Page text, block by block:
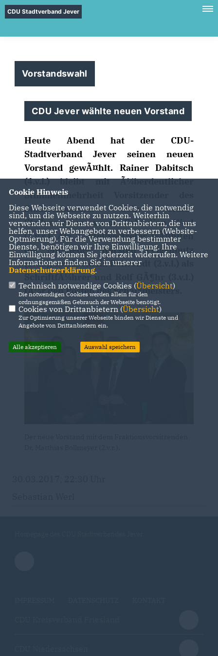
CDU Stadtverband Jever
Vorstandswahl
CDU Jever wählte neuen Vorstand
Heute Abend hat der CDU-
Stadtverband Jever seinen neuen
Vorstand gewÃ¤hlt. Rainer Dabitsch
(4.v.l.) bleibt mit Ã¼berdeutlicher
Stimmenmehrheit Vorsitzender des
Stadtverbandes. Sein erster
Stellvertreter wurde Sebastian Werl
(1.v.r.). Als 2. Stellvertreter wÃ¤hlten
die Mitglieder Karsten Feigenbutz
(1.v.l.), sowie Addik Behrendt (2.v.l.) als
SchriftfÃ¼hrer und Rolf GÃ¶hr (3.v.l.)
fÃ¼r den Posten des Schatzmeisters.
Cookie Hinweis
Diese Webseite verwendet Cookies, die notwendig
sind, um die Webseite zu nutzen. Weiterhin
verwenden wir Dienste von Drittanbietern, die uns
helfen, unser Webangebot zu verbessern (Website-
Optmierung). Für die Verwendung bestimmter
Dienste, benötigen wir Ihre Einwilligung. Ihre
Einwilligung können Sie jederzeit widerrufen. Weitere
Informationen finden Sie in unserer
Datenschutzerklärung.
Technisch notwendige Cookies (Übersicht)
Die notwendigen Cookies werden allein für den
ordnungsgemäßen Gebrauch der Webseite benötigt.
Cookies von Drittanbietern (Übersicht)
Zur Optimierung unserer Webseite binden wir Dienste und
Angebote von Drittanbietern ein.
Alle akzeptieren Auswahl speichern